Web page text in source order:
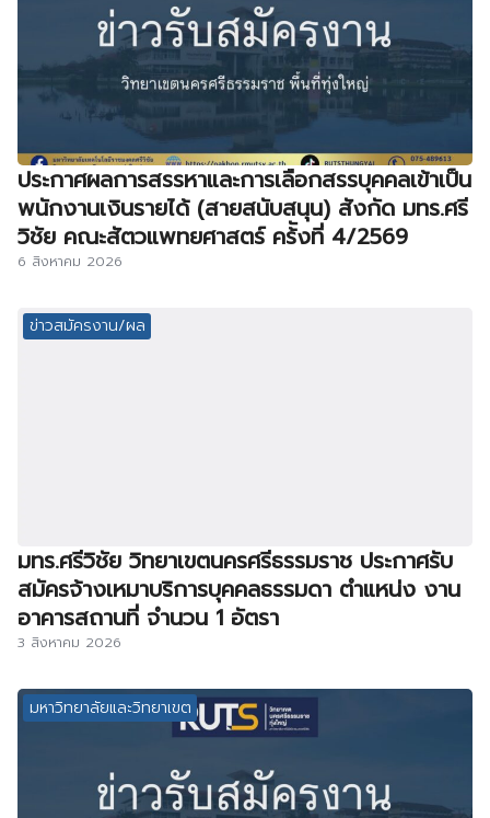
ประกาศผลการสรรหาและการเลือกสรรบุคคลเข้าเป็น
พนักงานเงินรายได้ (สายสนับสนุน) สังกัด มทร.ศรี
วิชัย คณะสัตวแพทยศาสตร์ คร้ังที่ 4/2569
6 สิงหาคม 2026
ข่าวสมัครงาน/ผล
มทร.ศรีวิชัย วิทยาเขตนครศรีธรรมราช ประกาศรับ
สมัครจ้างเหมาบริการบุคคลธรรมดา ตำแหน่ง งาน
อาคารสถานที่ จำนวน 1 อัตรา
3 สิงหาคม 2026
มหาวิทยาลัยและวิทยาเขต